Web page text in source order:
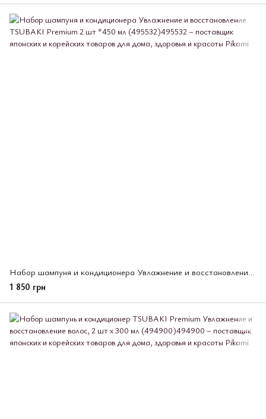
Набор шампуня и кондиционера Увлажнение и восстановление TSUBAKI Premium 2 шт *450 мл (495532)
1 850 грн